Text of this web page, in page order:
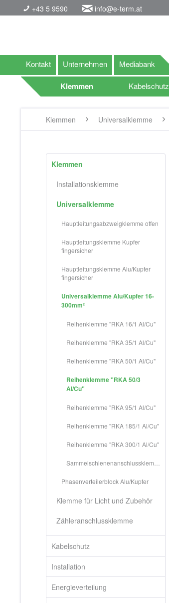
+43 5 9590 info@e-term.at
Kontakt Unternehmen Mediabank
Klemmen Kabelschutz
Klemmen Universalklemme
Klemmen
Installationsklemme
Universalklemme
Hauptleitungsabzweigklemme offen
Hauptleitungsklemme Kupfer
fingersicher
Hauptleitungsklemme Alu/Kupfer
fingersicher
Universalklemme Alu/Kupfer 16-
300mm²
Reihenklemme "RKA 16/1 Al/Cu"
Reihenklemme "RKA 35/1 Al/Cu"
Reihenklemme "RKA 50/1 Al/Cu"
Reihenklemme "RKA 50/3
Al/Cu"
Reihenklemme "RKA 95/1 Al/Cu"
Reihenklemme "RKA 185/1 Al/Cu"
Reihenklemme "RKA 300/1 Al/Cu"
Phasenverteilerblock Alu/Kupfer
Klemme für Licht und Zubehör
Zähleranschlussklemme
Kabelschutz
Installation
Energieverteilung